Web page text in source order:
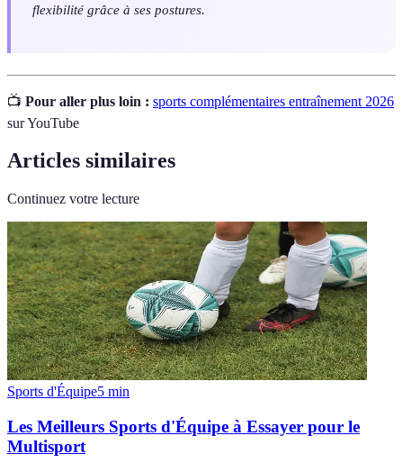
flexibilité grâce à ses postures.
📺 Pour aller plus loin : sports complémentaires entraînement 2026
sur YouTube
Articles similaires
Continuez votre lecture
Sports d'Équipe5 min
Les Meilleurs Sports d'Équipe à Essayer pour le
Multisport